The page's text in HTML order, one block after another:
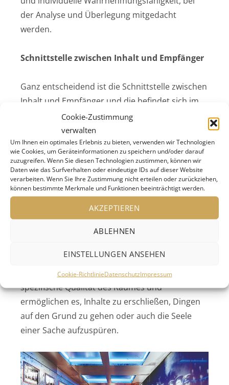
Cookie-Zustimmung
verwalten
Um Ihnen ein optimales Erlebnis zu bieten, verwenden wir Technologien
wie Cookies, um Geräteinformationen zu speichern und/oder darauf
zuzugreifen. Wenn Sie diesen Technologien zustimmen, können wir
Daten wie das Surfverhalten oder eindeutige IDs auf dieser Website
verarbeiten. Wenn Sie Ihre Zustimmung nicht erteilen oder zurückziehen,
können bestimmte Merkmale und Funktionen beeinträchtigt werden.
AKZEPTIEREN
ABLEHNEN
EINSTELLUNGEN ANSEHEN
Cookie-RichtlinieDatenschutzImpressum
der Analyse und Überlegung mitgedacht
werden.
Schnittstelle zwischen Inhalt und Empfänger
Ganz entscheidend ist die Schnittstelle zwischen
Inhalt und Empfänger und die befindet sich im
Raum, in Räumen, die durch jede Art ihrer
Bespielung immer von Museumsobjekten und -
exponaten geprägt werden. Keine
Kreativdisziplin verfügt über ein so vielfältiges
Instrumentarium zur Gestaltung von Raum wie
die Szenografie. Mit Mitteln der Architektur, des
Raumdramaturgie gestalten. Vier
zugrunde liegen – Physis, Atmosphäre,
Narration und Dramaturgie – verweisen auf eine
spezifische Qualität des Raumes und
ermöglichen es, Inhalte zu erschließen, Dingen
auf den Grund zu gehen oder auch die Seele
einer Sache aufzuspüren.